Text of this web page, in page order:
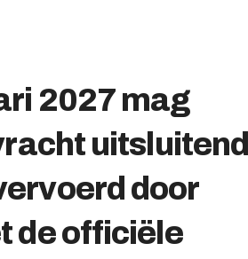
2027 mag
uitsluitend
door
de officiële